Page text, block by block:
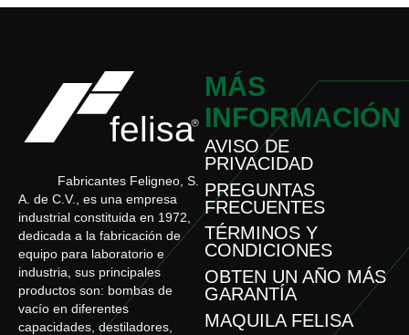
Fabricantes Feligneo, S.
A. de C.V., es una empresa
industrial constituida en 1972,
dedicada a la fabricación de
equipo para laboratorio e
industria, sus principales
productos son: bombas de
vacío en diferentes
capacidades, destiladores,
MÁS
INFORMACIÓN
AVISO DE
PRIVACIDAD
PREGUNTAS
FRECUENTES
TÉRMINOS Y
CONDICIONES
OBTEN UN AÑO MÁS
GARANTÍA
MAQUILA FELISA